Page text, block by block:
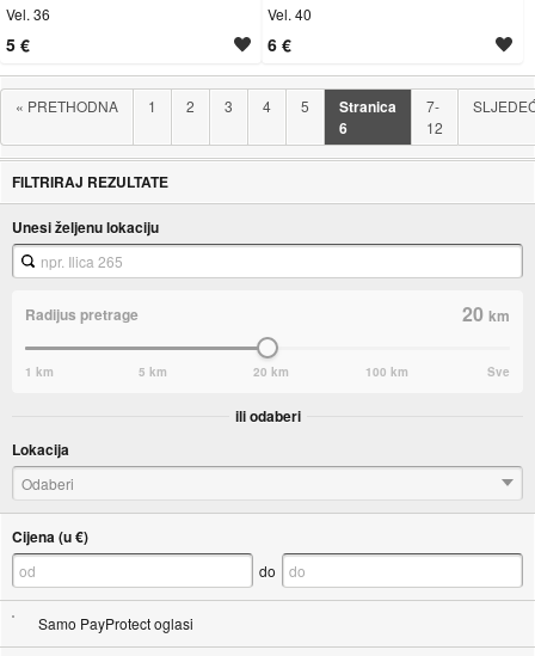
Vel. 36
5 €
Vel. 40
6 €
« PRETHODNA 1 2 3 4 5
Stranica
6
7-
12
FILTRIRAJ REZULTATE
Unesi željenu lokaciju
Radijus pretrage 20km
1 km 5 km 20 km 100 km Sve
ili odaberi
Lokacija
Odaberi
Cijena (u €)
do
Samo PayProtect oglasi